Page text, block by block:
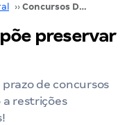
›› Concursos DF: PL propõe preservar validade de editais!
preservar
de concursos
a restrições